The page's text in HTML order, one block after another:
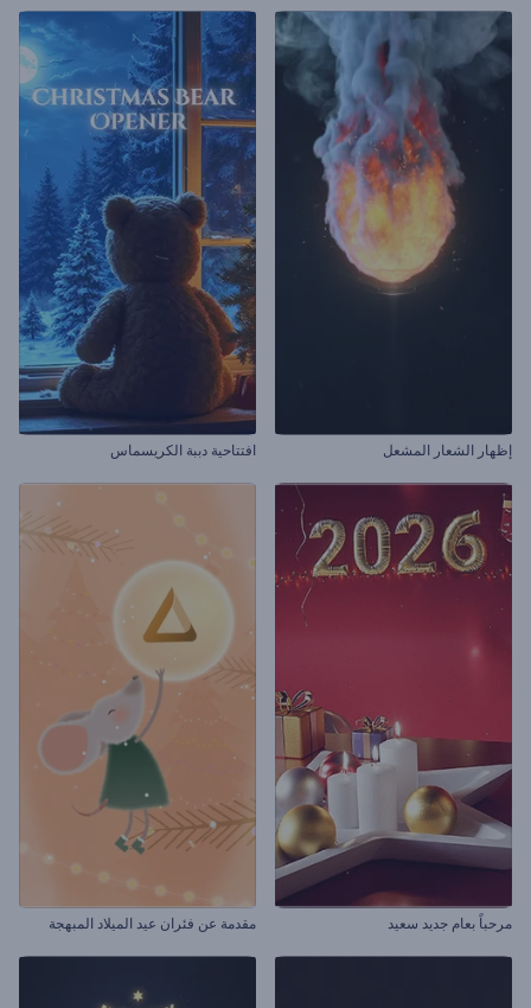
إظهار الشعار المشعل افتتاحية دببة الكريسماس
مرحباً بعام جديد سعيد مقدمة عن فئران عيد الميلاد المبهجة